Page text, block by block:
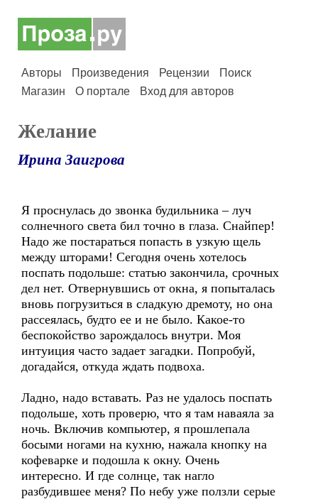
Авторы Произведения Рецензии
Поиск
Магазин
О портале Вход для авторов
Желание
Ирина Заигрова
Я проснулась до звонка будильника – луч
солнечного света бил точно в глаза. Снайпер!
Надо же постараться попасть в узкую щель
между шторами! Сегодня очень хотелось
поспать подольше: статью закончила, срочных
дел нет. Отвернувшись от окна, я попыталась
вновь погрузиться в сладкую дремоту, но она
рассеялась, будто ее и не было. Какое-то
беспокойство зарождалось внутри. Моя
интуиция часто задает загадки. Попробуй,
догадайся, откуда ждать подвоха.
Ладно, надо вставать. Раз не удалось поспать
подольше, хоть проверю, что я там наваяла за
ночь. Включив компьютер, я прошлепала
босыми ногами на кухню, нажала кнопку на
кофеварке и подошла к окну. Очень
интересно. И где солнце, так нагло
разбудившее меня? По небу уже ползли серые